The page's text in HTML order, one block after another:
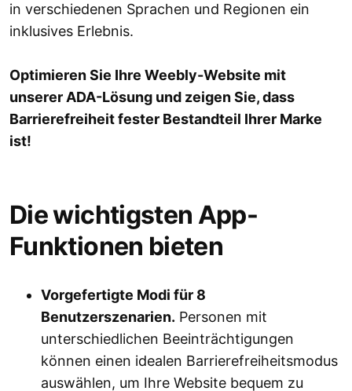
in verschiedenen Sprachen und Regionen ein
inklusives Erlebnis.
Optimieren Sie Ihre Weebly-Website mit
unserer ADA-Lösung und zeigen Sie, dass
Barrierefreiheit fester Bestandteil Ihrer Marke
ist!
Die wichtigsten App-
Funktionen bieten
Vorgefertigte Modi für 8
Benutzerszenarien. Personen mit
unterschiedlichen Beeinträchtigungen
können einen idealen Barrierefreiheitsmodus
auswählen, um Ihre Website bequem zu